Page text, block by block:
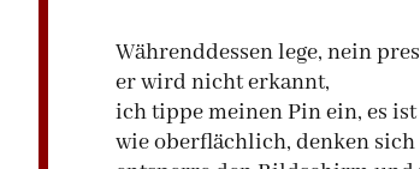
Währenddessen lege, nein
er wird nicht erkannt,
ich tippe meinen Pin ein, es
wie oberflächlich, denken